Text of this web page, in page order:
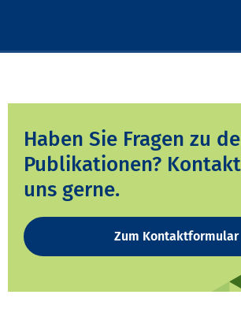
Haben Sie Fragen zu
Publikationen?
uns gerne.
Zum Kontaktformular